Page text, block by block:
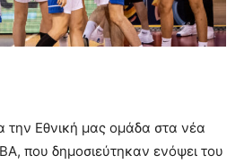
την Εθνική μας ομάδα στα νέα
που δημοσιεύτηκαν ενόψει του